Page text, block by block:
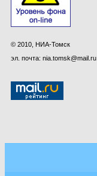
© 2010, НИА-Томск
эл. почта: nia.tomsk@mail.ru